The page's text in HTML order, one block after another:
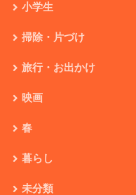
小学生
掃除・片づけ
旅行・お出かけ
映画
春
暮らし
未分類